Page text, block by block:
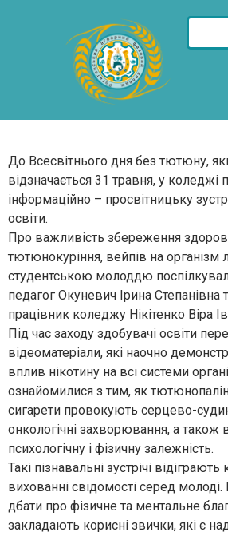
До Всесвітнього дня без тютюну,
відзначається 31 травня, у коледжі
інформаційно – просвітницьку
освіти.
Про важливість збереження
тютюнокуріння, вейпів на організм
студентською молоддю
педагог Окуневич Ірина Степанівна
працівник коледжу Нікітенко Віра
Під час заходу здобувачі освіти
відеоматеріали, які наочно
вплив нікотину на всі системи
ознайомилися з тим, як
сигарети провокують серцево-
онкологічні захворювання, а також
психологічну і фізичну залежність.
Такі пізнавальні зустрічі
вихованні свідомості серед
дбати про фізичне та ментальне
закладають корисні звички, які є